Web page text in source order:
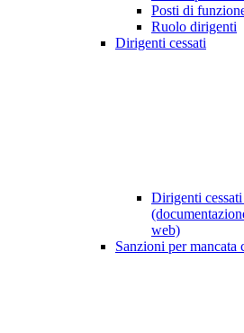
Posti di
Ruolo dirigenti
Dirigenti cessati
Dirigenti
web)
Sanzioni per mancata